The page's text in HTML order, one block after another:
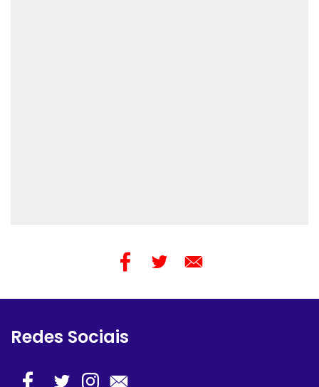
Redes Sociais